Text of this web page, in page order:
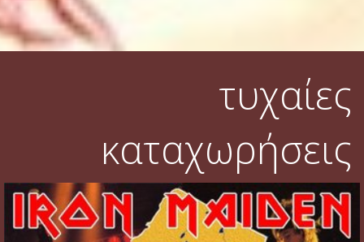
τυχαίες
καταχωρήσεις